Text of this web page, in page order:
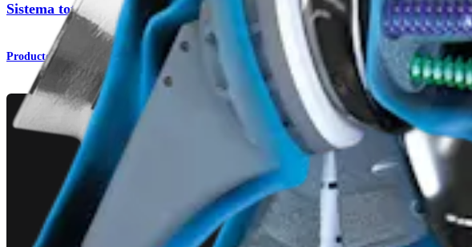
Sistema total de hombro Univers Apex OptiFit™
Producto